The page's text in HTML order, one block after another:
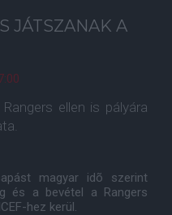
JÁTSZANAK A
ellen is pályára
magyar idõ szerint
és a bevétel a Rangers
hez kerül.